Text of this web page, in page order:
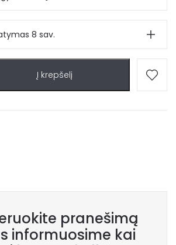
8 sav.
Į krepšelį
pranešimą
informuosime kai